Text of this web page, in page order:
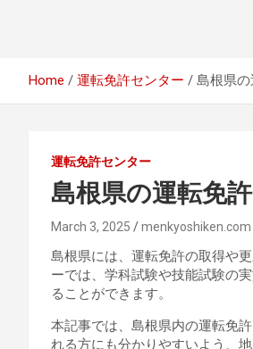
Home 運転免許センター 島根県
運転免許センター
島根県の運転免
March 3, 2025 menkyoshiken.com
島根県には、運転免許の取得や
ーでは、学科試験や技能試験の
ることができます。
本記事では、島根県内の運転免
れる方にも分かりやすいよう、